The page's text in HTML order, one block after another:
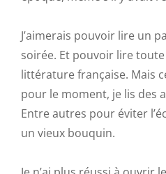
J’aimerais pouvoir lire un
soirée. Et pouvoir lire toute
littérature française. Mais
pour le moment, je lis des
Entre autres pour éviter
un vieux bouquin.